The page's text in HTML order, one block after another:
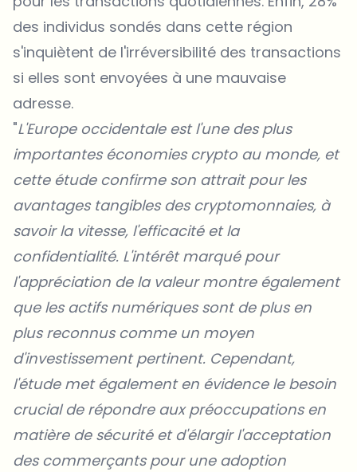
des individus sondés dans cette région
s'inquiètent de l'irréversibilité des transactions
si elles sont envoyées à une mauvaise
adresse.
"L'Europe occidentale est l'une des plus
importantes économies crypto au monde, et
cette étude confirme son attrait pour les
avantages tangibles des cryptomonnaies, à
savoir la vitesse, l'efficacité et la
confidentialité. L'intérêt marqué pour
l'appréciation de la valeur montre également
que les actifs numériques sont de plus en
plus reconnus comme un moyen
d'investissement pertinent. Cependant,
l'étude met également en évidence le besoin
crucial de répondre aux préoccupations en
matière de sécurité et d'élargir l'acceptation
des commerçants pour une adoption